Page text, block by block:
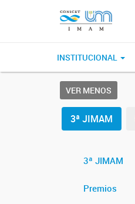
INSTITUCIONAL
VER MENOS
3ª JIMAM
3ª JIMAM
Premios